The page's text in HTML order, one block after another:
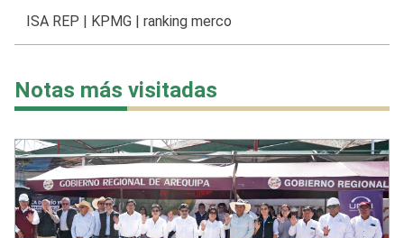
ISA REP
KPMG| ranking merco
Notas más visitadas